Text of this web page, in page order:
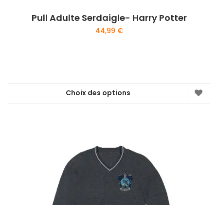
Pull Adulte Serdaigle- Harry Potter
44,99 €
Choix des options
Ce
variations.
Les
options
peuvent
être